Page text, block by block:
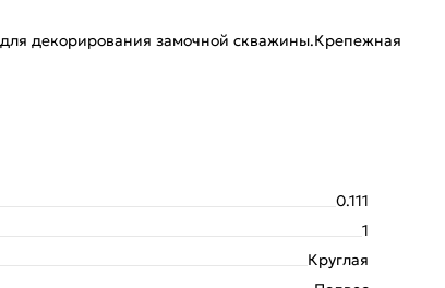
декорирования замочной скважины.Крепежная
0.111
1
Круглая